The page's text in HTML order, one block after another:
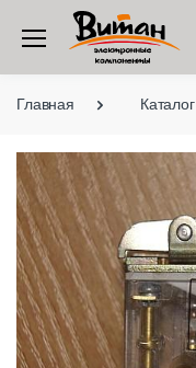
Главная Каталог